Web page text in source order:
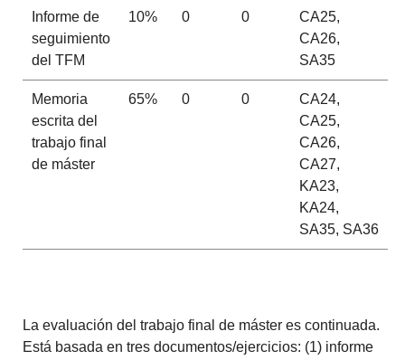
Informe de
seguimiento
del TFM
10% 0 0
CA25,
CA26,
SA35
Memoria
escrita del
trabajo final
de máster
65% 0 0
CA24,
CA25,
CA26,
CA27,
KA23,
KA24,
SA35, SA36
La evaluación del trabajo final de máster es continuada.
Está basada en tres documentos/ejercicios: (1) informe